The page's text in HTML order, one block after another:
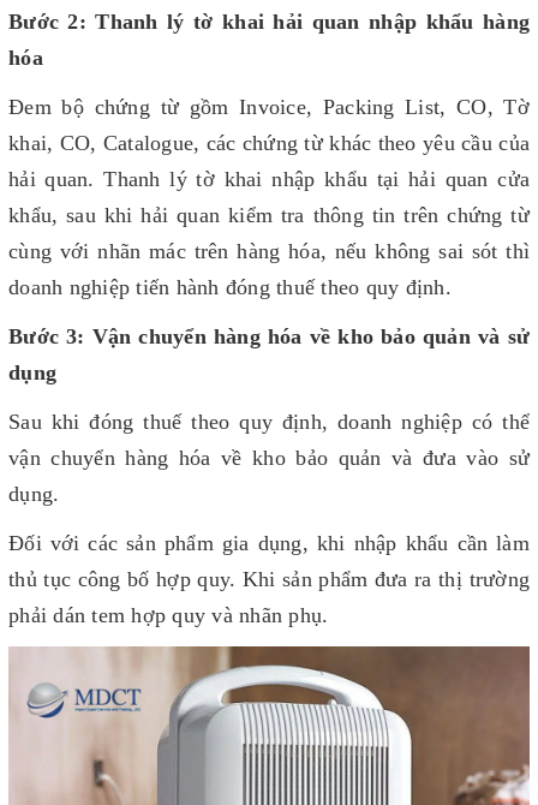
Bước 2: Thanh lý tờ khai hải quan nhập khẩu hàng
hóa
Đem bộ chứng từ gồm Invoice, Packing List, CO, Tờ
khai, CO, Catalogue, các chứng từ khác theo yêu cầu của
hải quan. Thanh lý tờ khai nhập khẩu tại hải quan cửa
khẩu, sau khi hải quan kiểm tra thông tin trên chứng từ
cùng với nhãn mác trên hàng hóa, nếu không sai sót thì
doanh nghiệp tiến hành đóng thuế theo quy định.
Bước 3: Vận chuyển hàng hóa về kho bảo quản và sử
dụng
Sau khi đóng thuế theo quy định, doanh nghiệp có thể
vận chuyển hàng hóa về kho bảo quản và đưa vào sử
dụng.
Đối với các sản phẩm gia dụng, khi nhập khẩu cần làm
thủ tục công bố hợp quy. Khi sản phẩm đưa ra thị trường
phải dán tem hợp quy và nhãn phụ.